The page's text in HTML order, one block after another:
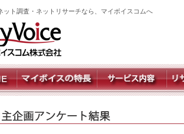
ット調査・ネットリサーチなら、マイボイスコムへ